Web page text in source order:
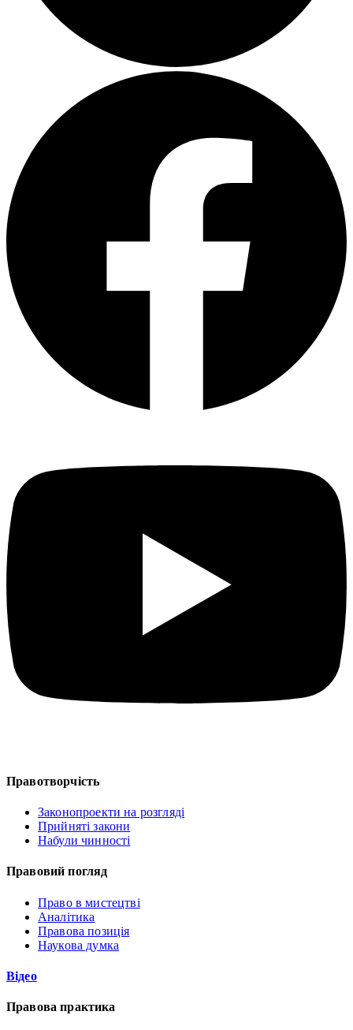
Правотворчість
Законопроекти на розгляді
Прийняті закони
Набули чинності
Правовий погляд
Право в мистецтві
Аналітика
Правова позиція
Наукова думка
Відео
Правова практика